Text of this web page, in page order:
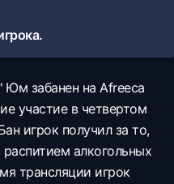
Юм забанен на Afreeca
участие в четвертом
игрок получил за то,
алкогольных
трансляции игрок